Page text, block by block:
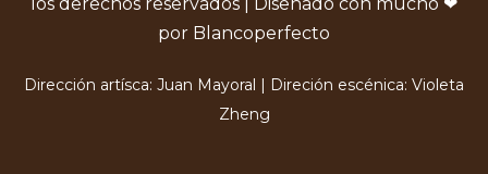
por Blancoperfecto
Dirección artísca: Juan Mayoral | Direción escénica: Violeta
Zheng